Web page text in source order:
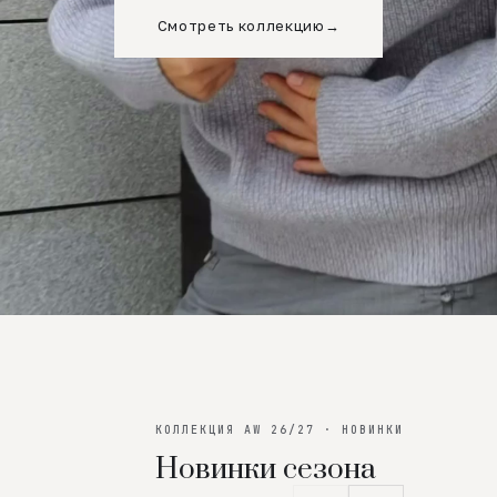
Смотреть коллекцию →
КОЛЛЕКЦИЯ AW 26/27 · НОВИНКИ
Новинки сезона